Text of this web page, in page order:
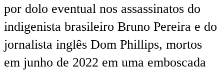
por dolo eventual nos assassinatos do
indigenista brasileiro Bruno Pereira e do
jornalista inglês Dom Phillips, mortos
em junho de 2022 em uma emboscada